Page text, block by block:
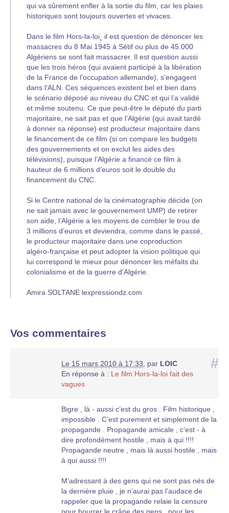
qui va sûrement enfler à la sortie du film, car les plaies
historiques sont toujours ouvertes et vivaces.
Dans le film Hors-la-loi¸ il est question de dénoncer les
massacres du 8 Mai 1945 à Sétif ou plus de 45.000
Algériens se sont fait massacrer. Il est question aussi
que les trois héros (qui avaient participé à la libération
de la France de l’occupation allemande), s’engagent
dans l’ALN. Ces séquences existent bel et bien dans
le scénario déposé au niveau du CNC et qui l’a validé
et même soutenu. Ce que peut-être le député du parti
majoritaire, ne sait pas et que l’Algérie (qui avait tardé
à donner sa réponse) est producteur majoritaire dans
le financement de ce film (si on compare les budgets
des gouvernements et on exclut les aides des
télévisions), puisque l’Algérie a financé ce film à
hauteur de 6 millions d’euros soit le double du
financement du CNC.
Si le Centre national de la cinématographie décide (on
ne sait jamais avec le gouvernement UMP) de retirer
son aide, l’Algérie a les moyens de combler le trou de
3 millions d’euros et deviendra, comme dans le passé,
le producteur majoritaire dans une coproduction
algéro-française et peut adopter la vision politique qui
lui correspond le mieux pour dénoncer les méfaits du
colonialisme et de la guerre d’Algérie.
Amira SOLTANE lexpressiondz.com
Vos commentaires
#
Le 15 mars 2010 à 17:33 par LOIC
En réponse à : Le film Hors-la-loi fait des
vagues
Bigre , là - aussi c’est du gros . Film historique ,
impossible . C’est purement et simplement de la
propagande . Propagande amicale , c’est - à
dire profondément hostile , mais à qui !!!!
Propagande neutre , mais là aussi hostile , mais
à qui aussi !!!!
M’adressant à des gens qui ne sont pas nés de
la dernière pluie , je n’aurai pas l’audace de
rappeler que la propagande relaie la censure